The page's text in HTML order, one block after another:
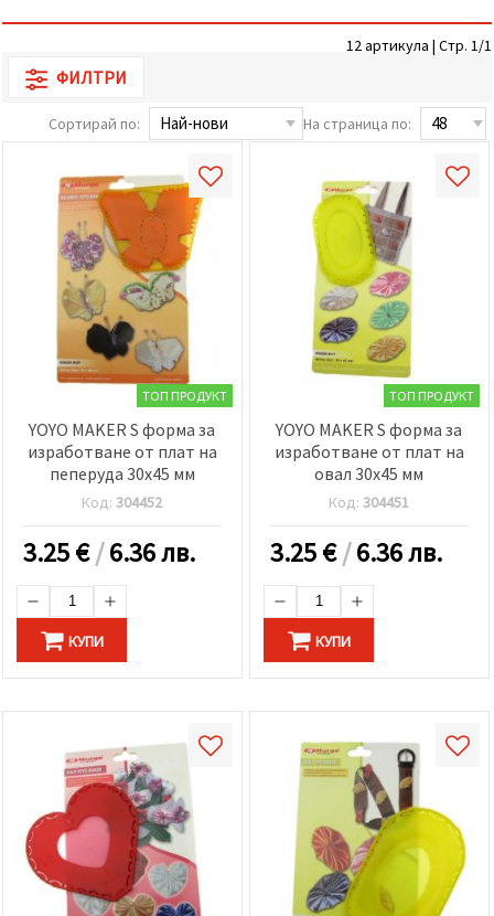
трафика и
по-
релевантно
и реклами,
на наши
партньори
маркетинг.
Можеш да
съгласиш
"бисквитки"
натиснеш
"Приеми
всички!"
предпочитанията
си в
"Настройки",
като
избереш
дадения
вид
"бисквитки"
и кликнеш
всички
Настройки
на
бисквитките
12 артикула | Стр. 1/1
ФИЛТРИ
Сортирай по: На страница по:
ТОП ПРОДУКТ
YOYO MAKER S форма за
изработване от плат на
пеперуда 30x45 мм
Код:304452
3.25€/6.36 лв.
КУПИ
ТОП ПРОДУКТ
YOYO MAKER S форма за
изработване от плат на
овал 30x45 мм
Код:304451
3.25€/6.36 лв.
КУПИ